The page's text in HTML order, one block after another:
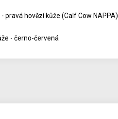
pravá hovězí kůže (Calf Cow NAPPA)
- černo-červená